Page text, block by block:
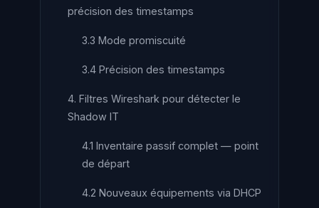
précision des timestamps
3.3 Mode promiscuité
3.4 Précision des timestamps
4. Filtres Wireshark pour détecter le
Shadow IT
4.1 Inventaire passif complet — point
de départ
4.2 Nouveaux équipements via DHCP